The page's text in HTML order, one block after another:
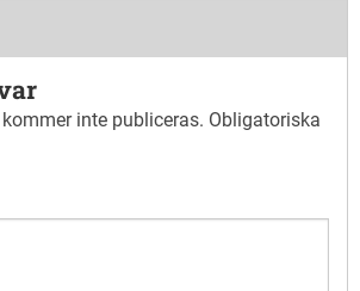
inte publiceras. Obligatoriska